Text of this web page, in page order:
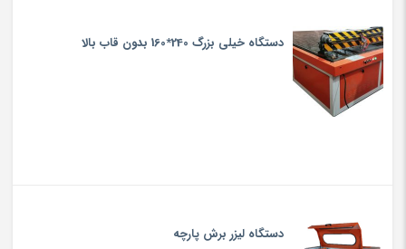
دستگاه خیلی بزرگ 240*160 بدون قاب بالا
دستگاه لیزر برش پارچه